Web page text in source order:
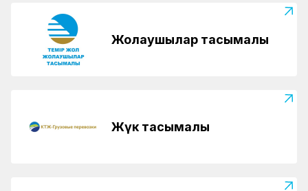
Жолаушылар тасымалы
Жүк тасымалы